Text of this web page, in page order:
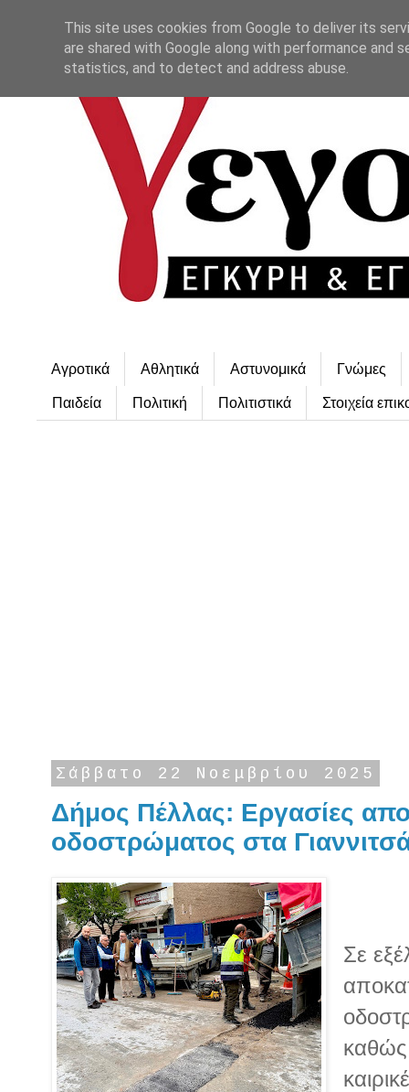
Αγροτικά Αθλητικά Αστυνομικά Γνώμες
Παιδεία Πολιτική Πολιτιστικά Στοιχεία
Σάββατο 22 Νοεμβρίου 2025
Δήμος Πέλλας: Εργασίες
οδοστρώματος στα
Σε
καθώς
This site uses cookies from Google to deliver its
are shared with Google along with performance and
statistics, and to detect and address abuse.